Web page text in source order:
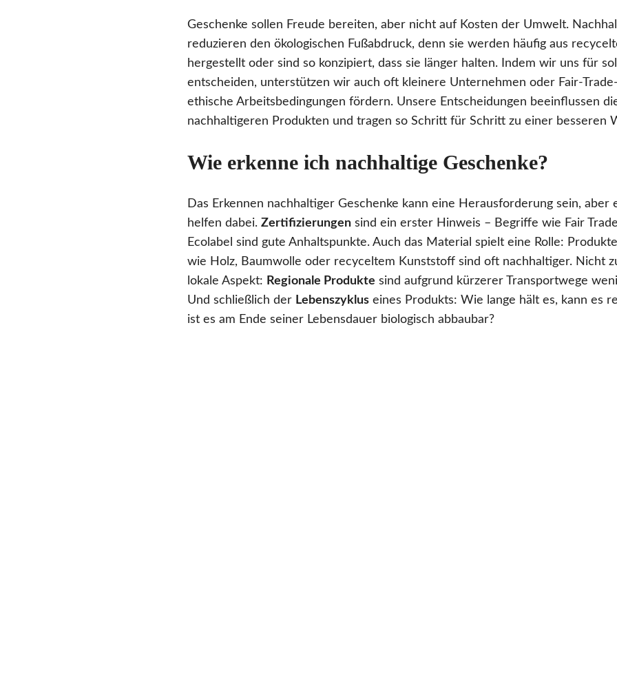
Geschenke sollen Freude bereiten, aber nicht auf Kosten der Umwelt.
reduzieren den ökologischen Fußabdruck, denn sie werden häufig aus
hergestellt oder sind so konzipiert, dass sie länger halten. Indem wir uns für
entscheiden, unterstützen wir auch oft kleinere Unternehmen oder Fair-
ethische Arbeitsbedingungen fördern. Unsere Entscheidungen beeinflussen
nachhaltigeren Produkten und tragen so Schritt für Schritt zu einer besseren
Wie erkenne ich nachhaltige Geschenke?
Das Erkennen nachhaltiger Geschenke kann eine Herausforderung sein, aber
helfen dabei. Zertifizierungen sind ein erster Hinweis – Begriffe wie Fair
Ecolabel sind gute Anhaltspunkte. Auch das Material spielt eine Rolle:
wie Holz, Baumwolle oder recyceltem Kunststoff sind oft nachhaltiger. Nicht
lokale Aspekt: Regionale Produkte sind aufgrund kürzerer Transportwege
Und schließlich der Lebenszyklus eines Produkts: Wie lange hält es, kann es
ist es am Ende seiner Lebensdauer biologisch abbaubar?